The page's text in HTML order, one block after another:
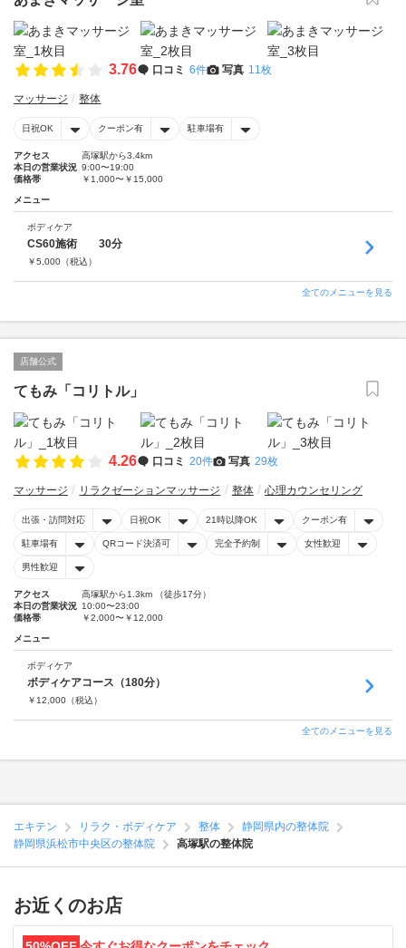
3.76 口コミ 6件 写真 11枚
マッサージ 整体
日祝OK クーポン有 駐車場有
アクセス
高塚駅から3.4km
本日の営業状況 9:00〜19:00
価格帯
￥1,000〜￥15,000
メニュー
ボディケア
CS60施術 30分
￥5,000 （税込）
全てのメニューを見る
店舗公式
てもみ「コリトル」
4.26 口コミ 20件 写真 29枚
マッサージ リラクゼーションマッサージ 整体 心理カウンセリング
出張・訪問対応 日祝OK 21時以降OK クーポン有
駐車場有 QRコード決済可 完全予約制 女性歓迎
男性歓迎
アクセス
高塚駅から1.3km （徒歩17分）
本日の営業状況 10:00〜23:00
価格帯
￥2,000〜￥12,000
メニュー
ボディケア
ボディケアコース（180分）
￥ 12,000 （税込）
全てのメニューを見る
エキテン リラク・ボディケア 整体
静岡県内の整体院
静岡県浜松市中央区の整体院
高塚駅の整体院
お近くのお店